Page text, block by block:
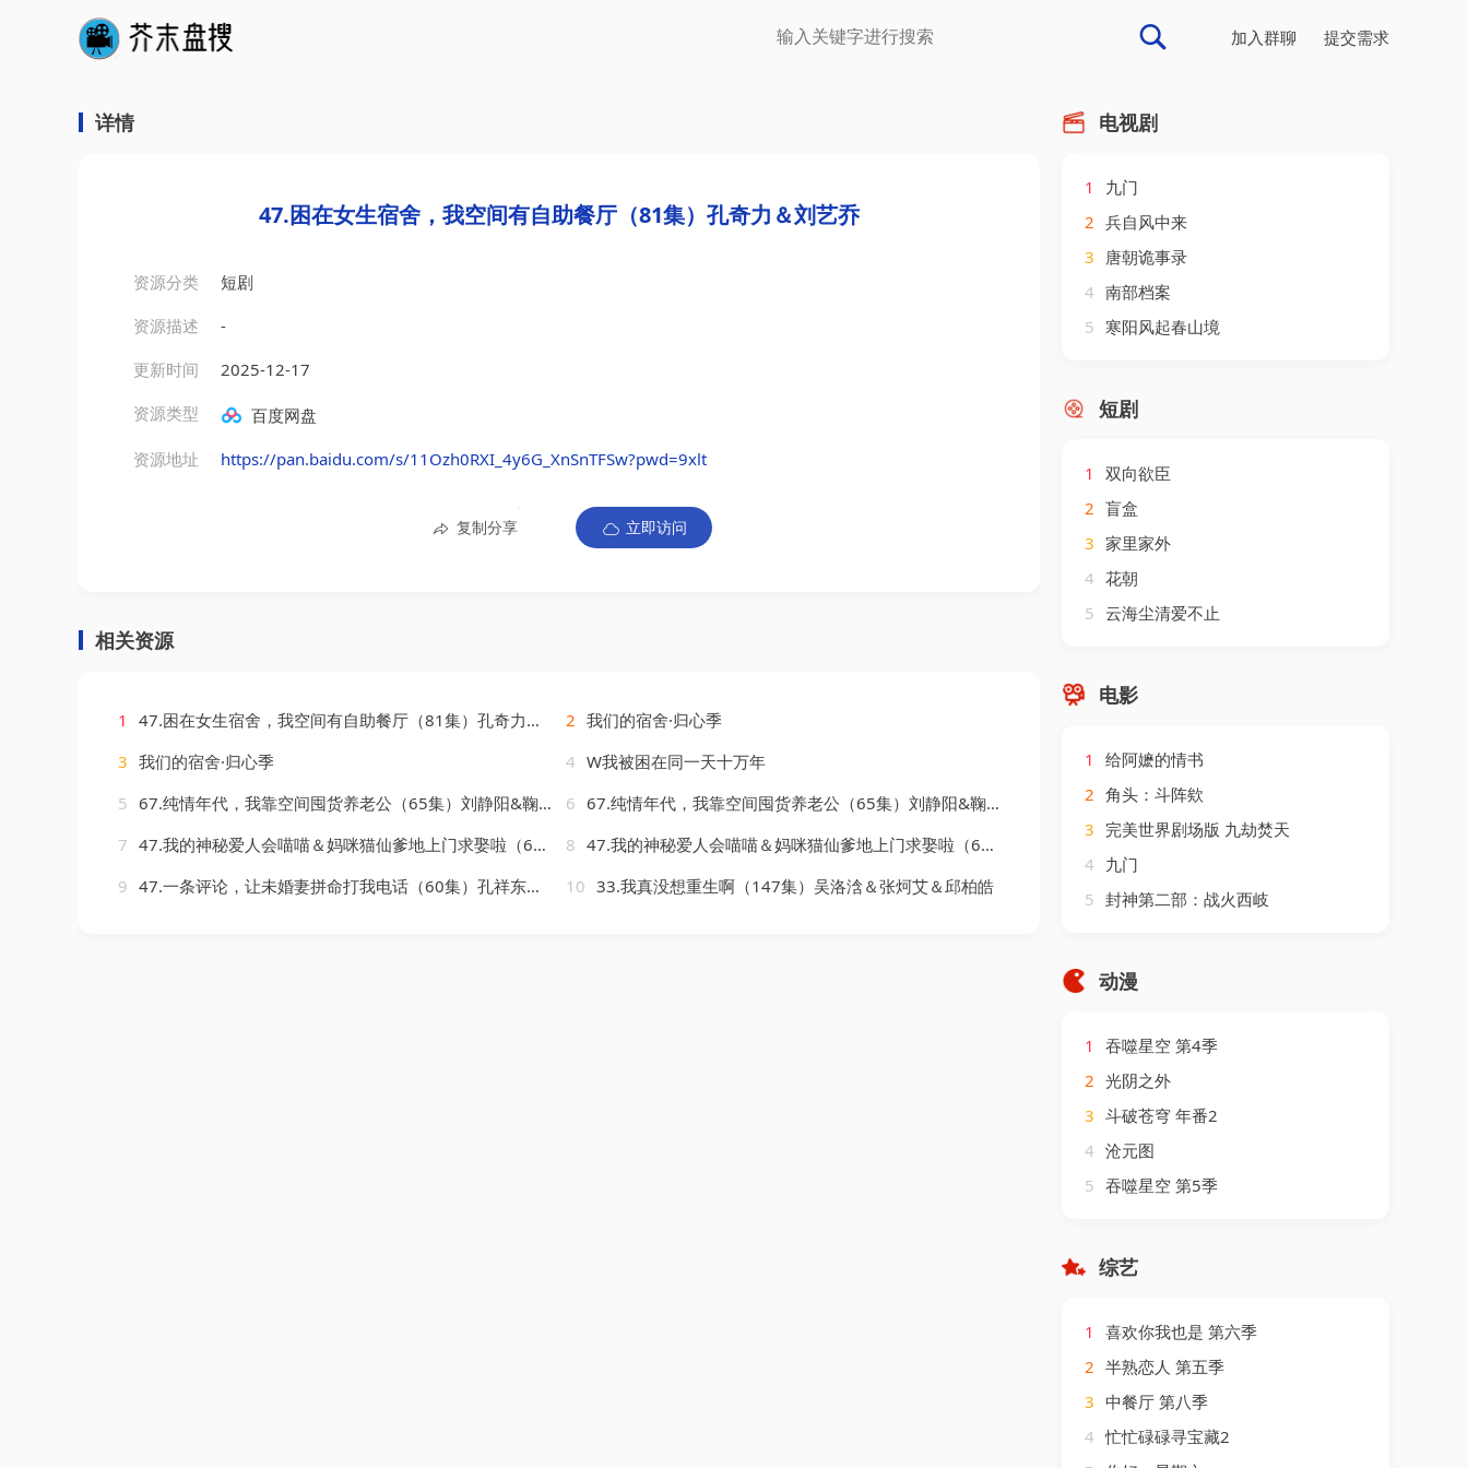
加入群聊 提交需求
详情
47.困在女生宿舍，我空间有自助餐厅（81集）孔奇力＆刘艺乔
资源分类
短剧
资源描述
-
更新时间
2025-12-17
资源类型
百度网盘
资源地址
https://pan.baidu.com/s/11Ozh0RXI_4y6G_XnSnTFSw?pwd=9xlt
复制分享 立即访问
相关资源
1 47.困在女生宿舍，我空间有自助餐厅（81集）孔奇力＆刘艺乔 2 我们的宿舍·归心季
3 我们的宿舍·归心季 4 W我被困在同一天十万年
5 67.纯情年代，我靠空间囤货养老公（65集）刘静阳&鞠升勋 6 67.纯情年代，我靠空间囤货养老公（65集）刘静阳&鞠升勋
7 47.我的神秘爱人会喵喵＆妈咪猫仙爹地上门求娶啦（60集）曹景皓＆焦雪睿 8 47.我的神秘爱人会喵喵＆妈咪猫仙爹地上门求娶啦（60集）曹景皓＆焦雪睿
9 47.一条评论，让未婚妻拼命打我电话（60集）孔祥东＆李虹艺 10 33.我真没想重生啊（147集）吴洛浛＆张炣艾＆邱柏皓
电视剧
1
九门
2 兵自风中来
3 唐朝诡事录
4 南部档案
5 寒阳风起春山境
短剧
1
双向欲臣
2 盲盒
3 家里家外
4 花朝
5 云海尘清爱不止
电影
1
给阿嬷的情书
2 角头：斗阵欸
3 完美世界剧场版 九劫焚天
4 九门
5 封神第二部：战火西岐
动漫
1
吞噬星空 第4季
2 光阴之外
3 斗破苍穹 年番2
4 沧元图
5 吞噬星空 第5季
综艺
1
喜欢你我也是 第六季
2 半熟恋人 第五季
3 中餐厅 第八季
4 忙忙碌碌寻宝藏2